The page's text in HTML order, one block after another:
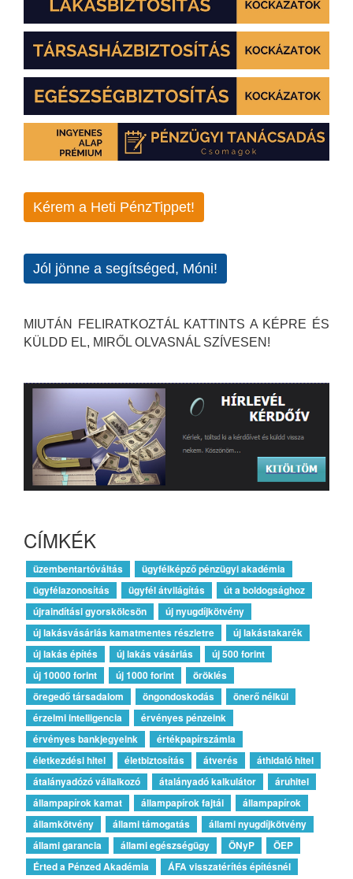
Kérem a Heti PénzTippet!
Jól jönne a segítséged, Móni!
MIUTÁN FELIRATKOZTÁL KATTINTS A KÉPRE ÉS
KÜLDD EL, MIRŐL OLVASNÁL SZÍVESEN!
CÍMKÉK
üzembentartóváltás
ügyfélképző pénzügyi akadémia
ügyfélazonosítás
ügyfél átvilágítás
út a boldogsághoz
újraindítási gyorskölcsön
új nyugdíjkötvény
új lakásvásárlás kamatmentes részletre
új lakástakarék
új lakás építés
új lakás vásárlás
új 500 forint
új 10000 forint
új 1000 forint
öröklés
öregedő társadalom
öngondoskodás
önerő nélkül
érzelmi intelligencia
érvényes pénzeink
érvényes bankjegyeink
értékpapírszámla
életkezdési hitel
életbiztosítás átverés
áthidaló hitel
átalányadózó vállalkozó
átalányadó kalkulátor
áruhitel
állampapírok kamat
állampapírok fajtái
állampapírok
államkötvény
állami támogatás
állami nyugdíjkötvény
állami garancia
állami egészségügy ÖNyP
ÖEP
Érted a Pénzed Akadémia
ÁFA visszatérítés építésnél